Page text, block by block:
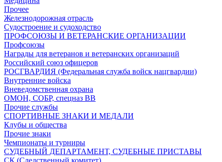
Прочее
Железнодорожная отрасль
Судостроение и судоходство
ПРОФСОЮЗЫ И ВЕТЕРАНСКИЕ ОРГАНИЗАЦИИ
Профсоюзы
Награды для ветеранов и ветеранских организаций
Российский союз офицеров
РОСГВАРДИЯ (Федеральная служба войск нацгвардии)
Внутренние войска
Вневедомственная охрана
ОМОН, СОБР, спецназ ВВ
Прочие службы
СПОРТИВНЫЕ ЗНАКИ И МЕДАЛИ
Клубы и общества
Прочие знаки
Чемпионаты и турниры
СУДЕБНЫЙ ДЕПАРТАМЕНТ, СУДЕБНЫЕ ПРИСТАВЫ
СК (Следственный комитет)